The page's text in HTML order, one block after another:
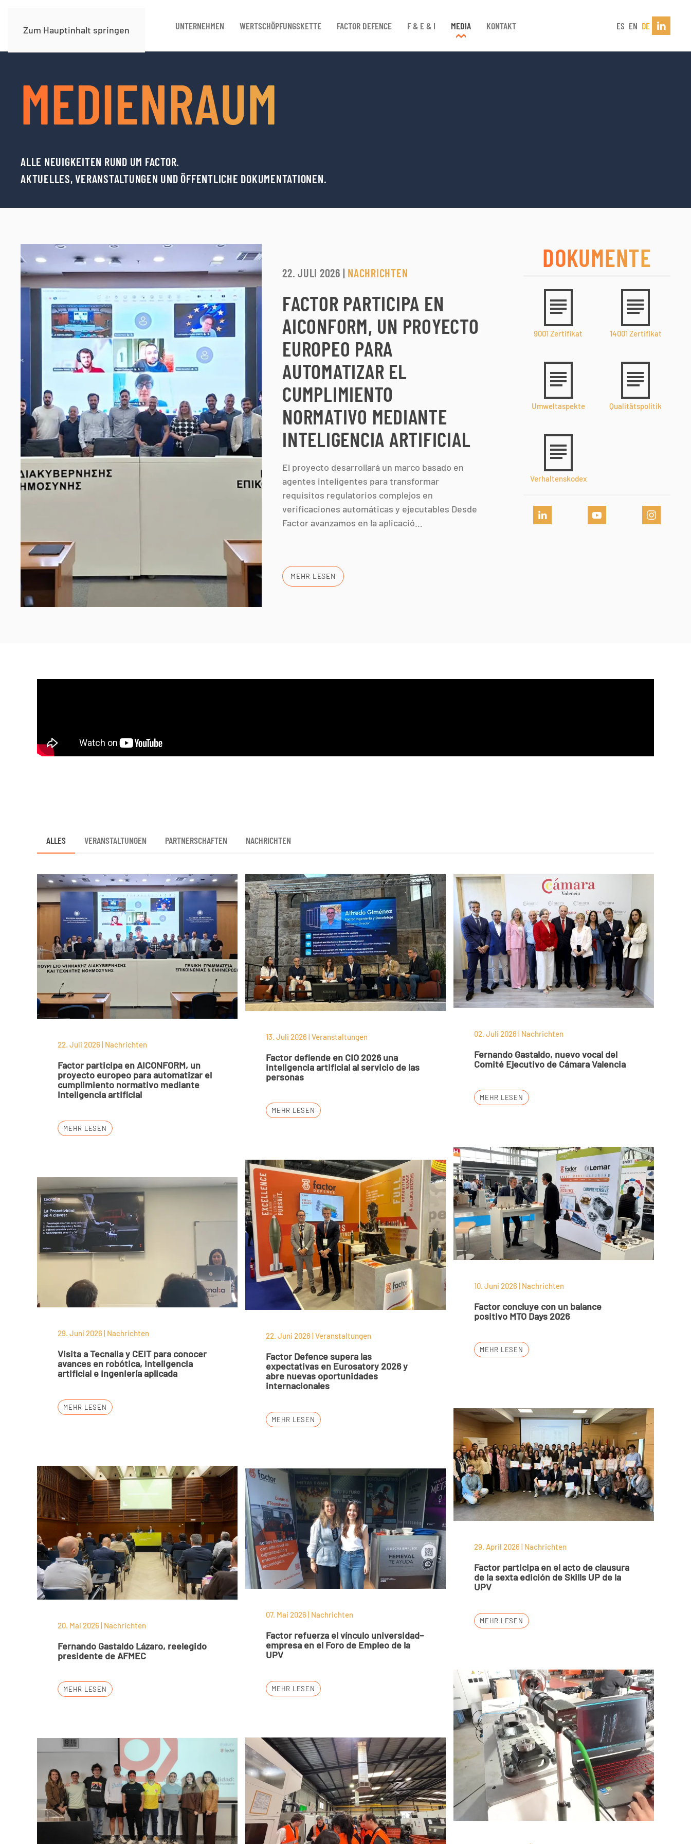
Zum Hauptinhalt springen UNTERNEHMEN WERTSCHÖPFUNGSKETTE FACTOR DEFENCE F & E & I MEDIA KONTAKT ES EN DE
MEDIENRAUM
ALLE NEUIGKEITEN RUND UM FACTOR.
AKTUELLES, VERANSTALTUNGEN UND ÖFFENTLICHE DOKUMENTATIONEN.
22. JULI 2026 | NACHRICHTEN
FACTOR PARTICIPA EN
AICONFORM, UN PROYECTO
EUROPEO PARA
AUTOMATIZAR EL
CUMPLIMIENTO
NORMATIVO MEDIANTE
INTELIGENCIA ARTIFICIAL
El proyecto desarrollará un marco basado en
agentes inteligentes para transformar
requisitos regulatorios complejos en
verificaciones automáticas y ejecutables Desde
Factor avanzamos en la aplicació…
MEHR LESEN
DOKUMENTE
9001 Zertifikat 14001 Zertifikat
Umweltaspekte Qualitätspolitik
Verhaltenskodex
ALLES VERANSTALTUNGEN PARTNERSCHAFTEN NACHRICHTEN
22. Juli 2026 | Nachrichten
Factor participa en AICONFORM, un
proyecto europeo para automatizar el
cumplimiento normativo mediante
inteligencia artificial
MEHR LESEN
13. Juli 2026 | Veranstaltungen
Factor defiende en CIO 2026 una
inteligencia artificial al servicio de las
personas
MEHR LESEN
02. Juli 2026 | Nachrichten
Fernando Gastaldo, nuevo vocal del
Comité Ejecutivo de Cámara Valencia
MEHR LESEN
29. Juni 2026 | Nachrichten
Visita a Tecnalia y CEIT para conocer
avances en robótica, inteligencia
artificial e ingeniería aplicada
MEHR LESEN
22. Juni 2026 | Veranstaltungen
Factor Defence supera las
expectativas en Eurosatory 2026 y
abre nuevas oportunidades
internacionales
MEHR LESEN
10. Juni 2026 | Nachrichten
Factor concluye con un balance
positivo MTO Days 2026
MEHR LESEN
20. Mai 2026 | Nachrichten
Fernando Gastaldo Lázaro, reelegido
presidente de AFMEC
MEHR LESEN
07. Mai 2026 | Nachrichten
Factor refuerza el vínculo universidad–
empresa en el Foro de Empleo de la
UPV
MEHR LESEN
29. April 2026 | Nachrichten
Factor participa en el acto de clausura
de la sexta edición de Skills UP de la
UPV
MEHR LESEN